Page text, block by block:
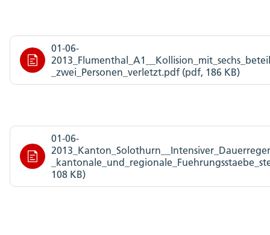
01-06-
_zwei_Personen_verletzt.pdf (pdf, 186 KB)
01-06-
108 KB)